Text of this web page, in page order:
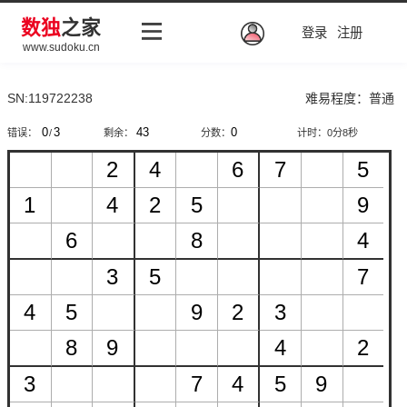
数独之家
www.sudoku.cn
登录 注册
SN:119722238 难易程度：普通
错误： / 剩余： 分数： 计时：0分9秒